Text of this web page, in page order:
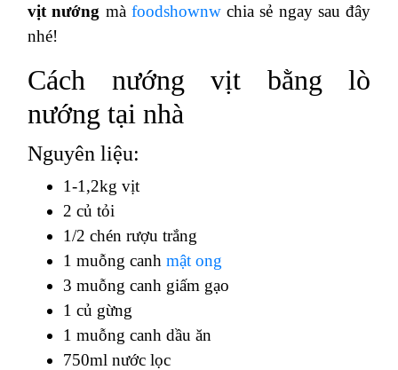
vịt nướng mà foodshownwchia sẻ ngay sau đây
nhé!
Cách nướng vịt bằng lò
nướng tại nhà
Nguyên liệu:
1-1,2kg vịt
2 củ tỏi
1/2 chén rượu trắng
1 muỗng canh mật ong
3 muỗng canh giấm gạo
1 củ gừng
1 muỗng canh dầu ăn
750ml nước lọc